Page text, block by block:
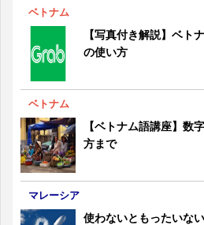
ベトナム
【写真付き解説】ベト
の使い方
ベトナム
【ベトナム語講座】数
方まで
マレーシア
使わないともったいな